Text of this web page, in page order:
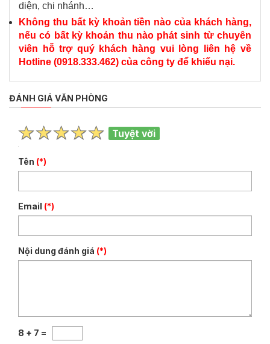
diện, chi nhánh…
Không thu bất kỳ khoản tiền nào của khách hàng,
nếu có bất kỳ khoản thu nào phát sinh từ chuyên
viên hỗ trợ quý khách hàng vui lòng liên hệ về
Hotline (0918.333.462) của công ty để khiếu nại.
ĐÁNH GIÁ VĂN PHÒNG
Tuyệt vời
Tên (*)
Email (*)
Nội dung đánh giá (*)
8 + 7 =